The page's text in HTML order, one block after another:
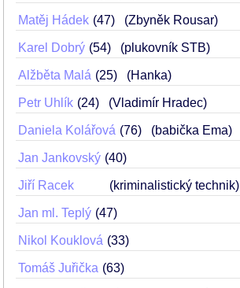
Matěj Hádek 47 (Zbyněk Rousar)
Karel Dobrý 54 (plukovník STB)
Alžběta Malá 25 (Hanka)
Petr Uhlík 24 (Vladimír Hradec)
Daniela Kolářová 76 (babička Ema)
Jan Jankovský 40
Jiří Racek (kriminalistický technik)
Jan ml. Teplý 47
Nikol Kouklová 33
Tomáš Juřička 63